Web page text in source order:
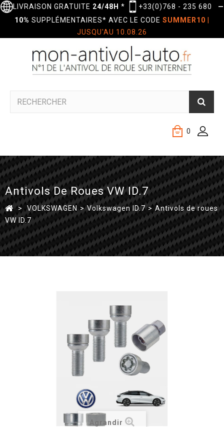
LIVRAISON GRATUITE 24/48H * +33(0)768 - 235 680
—
10% SUPPLÉMENTAIRES* AVEC LE CODE SUMMER10
JUSQU'AU 10.08.26
0
Antivols De Roues VW ID.7
> VOLKSWAGEN > Volkswagen ID.7 > Antivols de roues
VW ID.7
Agrandir